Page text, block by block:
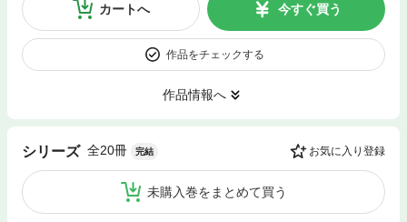
カートへ 今すぐ買う
作品をチェックする
作品情報へ
シリーズ 全20冊 完結 お気に入り登録
未購入巻をまとめて買う